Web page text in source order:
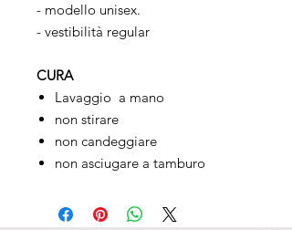
- modello unisex.
- vestibilità regular
CURA
Lavaggio a mano
non stirare
non candeggiare
non asciugare a tamburo